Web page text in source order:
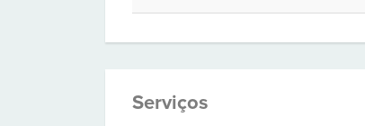
Serviços